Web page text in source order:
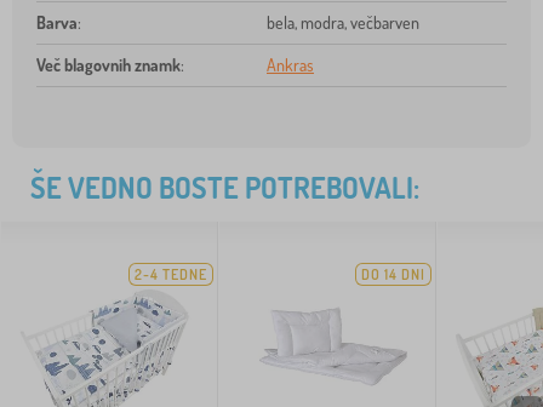
Barva: bela, modra, večbarven
Več blagovnih znamk: Ankras
ŠE VEDNO BOSTE POTREBOVALI:
2-4 TEDNE DO 14 DNI